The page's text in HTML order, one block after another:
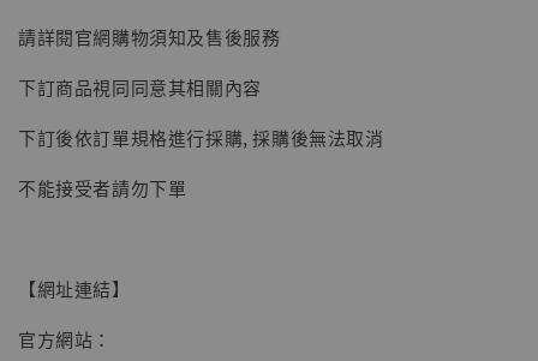
子彈飛 鵝城縣長 張麻子 [BK01]
NT$ 4,980
請詳閱官網購物須知及售後服務
下訂商品視同同意其相關內容
下訂後依訂單規格進行採購, 採購後無法取消
不能接受者請勿下單
【網址連結】
官方網站：